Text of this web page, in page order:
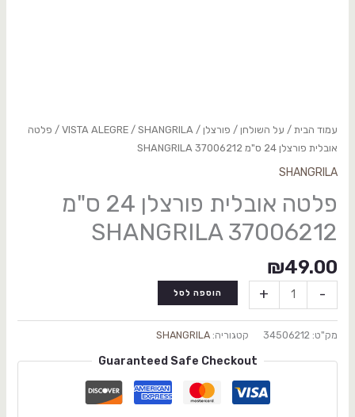
עמוד הבית/ על השולחן / פורצלן /
VISTA ALEGRE /SHANGRILA
/ פלטה
אובלית פורצלן 24 ס"מ SHANGRILA 37006212
SHANGRILA
פלטה אובלית פורצלן 24 ס"מ
SHANGRILA 37006212
₪49.00
-
+ הוספה לסל
מק"ט: 34506212 קטגוריה: SHANGRILA
Guaranteed Safe Checkout